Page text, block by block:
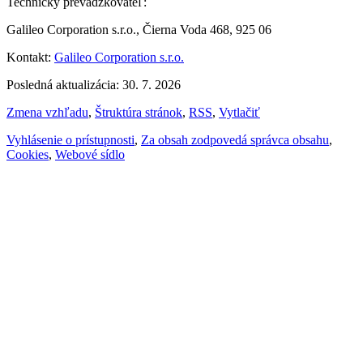
Galileo Corporation s.r.o., Čierna Voda 468, 925 06
Kontakt: Galileo Corporation s.r.o.
Posledná aktualizácia: 30. 7. 2026
Zmena vzhľadu, Štruktúra stránok, RSS, Vytlačiť
Vyhlásenie o prístupnosti, Za obsah zodpovedá správca obsahu,
Cookies, Webové sídlo